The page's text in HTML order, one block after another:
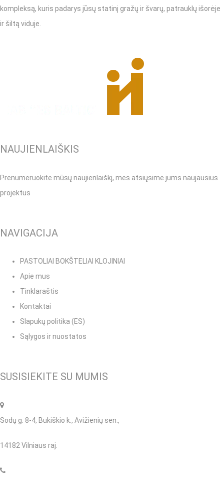
kompleksą, kuris padarys jūsų statinį gražų ir švarų, patrauklų išorėje
ir šiltą viduje.
NAUJIENLAIŠKIS
Prenumeruokite mūsų naujienlaiškį, mes atsiųsime jums naujausius
projektus
NAVIGACIJA
PASTOLIAI BOKŠTELIAI KLOJINIAI
Apie mus
Tinklaraštis
Kontaktai
Slapukų politika (ES)
Sąlygos ir nuostatos
SUSISIEKITE SU MUMIS
Sodų g. 8-4, Bukiškio k., Avižienių sen.,
14182 Vilniaus raj.